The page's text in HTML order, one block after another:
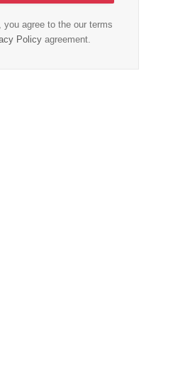
you agree to the our terms
Policy agreement.